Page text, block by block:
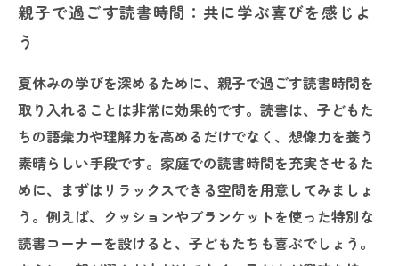
親子で過ごす読書時間：共に学ぶ喜びを感じよ
う
夏休みの学びを深めるために、親子で過ごす読書時間を
取り入れることは非常に効果的です。読書は、子どもた
ちの語彙力や理解力を高めるだけでなく、想像力を養う
素晴らしい手段です。家庭での読書時間を充実させるた
めに、まずはリラックスできる空間を用意してみましょ
う。例えば、クッションやブランケットを使った特別な
読書コーナーを設けると、子どもたちも喜ぶでしょう。